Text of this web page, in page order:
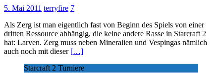
5. Mai 2011 terryfire 7
Als Zerg ist man eigentlich fast von Beginn des Spiels von einer
dritten Ressource abhängig, die keine andere Rasse in Starcraft 2
hat: Larven. Zerg muss neben Mineralien und Vespingas nämlich
auch noch mit dieser […]
Starcraft 2 Turniere